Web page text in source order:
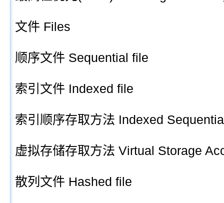
文件 Files
顺序文件 Sequential file
索引文件 Indexed file
索引顺序存取方法 Indexed
虚拟存储存取方法 Virtual Storage
散列文件 Hashed file